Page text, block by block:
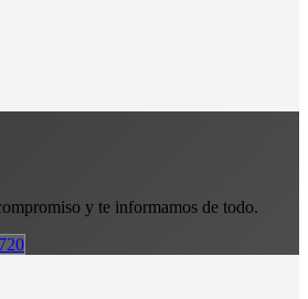
y te informamos de todo.